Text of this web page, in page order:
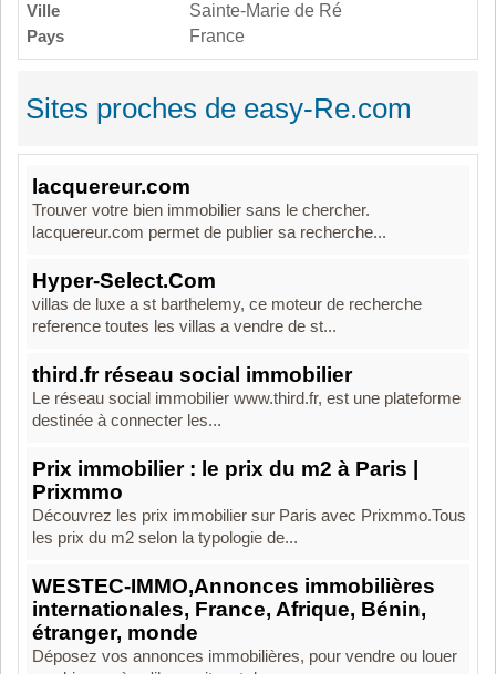
Ville
Sainte-Marie de Ré
Pays
France
Sites proches de easy-Re.com
lacquereur.com
Trouver votre bien immobilier sans le chercher.
lacquereur.com permet de publier sa recherche...
Hyper-Select.Com
villas de luxe a st barthelemy, ce moteur de recherche
reference toutes les villas a vendre de st...
third.fr réseau social immobilier
Le réseau social immobilier www.third.fr, est une plateforme
destinée à connecter les...
Prix immobilier : le prix du m2 à Paris |
Prixmmo
Découvrez les prix immobilier sur Paris avec Prixmmo.Tous
les prix du m2 selon la typologie de...
WESTEC-IMMO,Annonces immobilières
internationales, France, Afrique, Bénin,
étranger, monde
Déposez vos annonces immobilières, pour vendre ou louer